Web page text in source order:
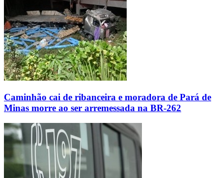
Caminhão cai de ribanceira e moradora de Pará de
Minas morre ao ser arremessada na BR-262